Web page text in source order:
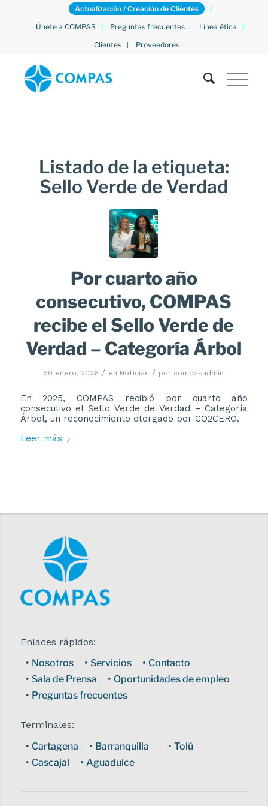
Actualización / Creación de Clientes
Únete a COMPAS
Preguntas frecuentes
Línea ética
Clientes
Proveedores
Listado de la etiqueta:
Sello Verde de Verdad
Por cuarto año
consecutivo, COMPAS
recibe el Sello Verde de
Verdad – Categoría Árbol
30 enero, 2026 / en Noticias / por compasadmin
En 2025, COMPAS recibió por cuarto año
consecutivo el Sello Verde de Verdad – Categoría
Árbol, un reconocimiento otorgado por CO2CERO.
Leer más
Enlaces rápidos:
Nosotros
Servicios
Contacto
Sala de Prensa
Oportunidades de empleo
Preguntas frecuentes
Terminales:
Cartagena
Barranquilla
Tolú
Cascajal
Aguadulce